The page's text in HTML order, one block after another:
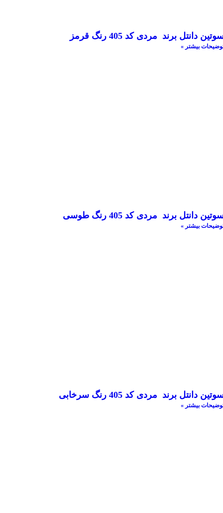
دانتل برند مردی کد 405 رنگ قرمز
بیشتر »
دانتل برند مردی کد 405 رنگ طوسی
بیشتر »
دانتل برند مردی کد 405 رنگ سرخابی
بیشتر »